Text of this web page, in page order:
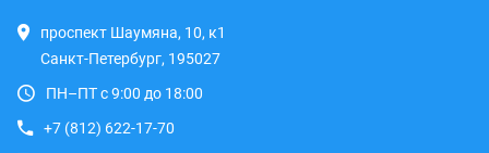
проспект Шаумяна, 10, к1
Санкт-Петербург, 195027
ПН–ПТ с 9:00 до 18:00
+7 (812) 622-17-70